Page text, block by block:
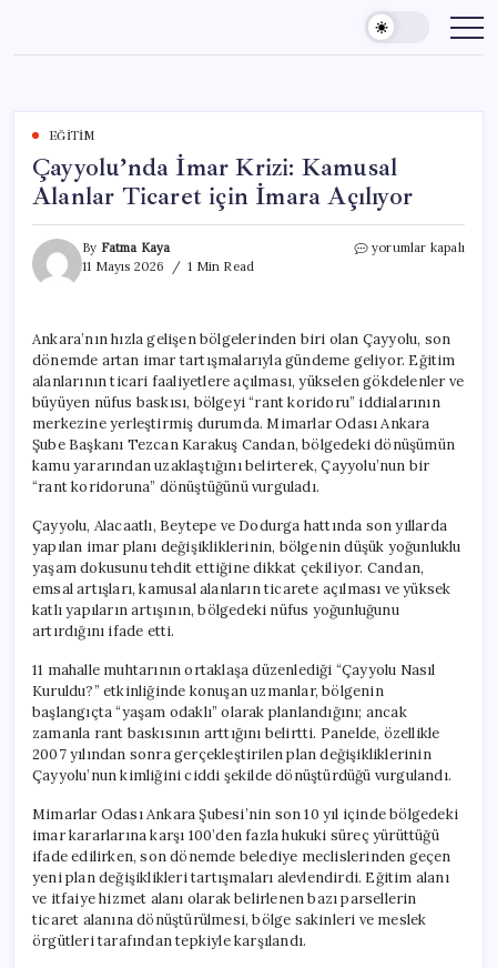
content
EĞITIM
Çayyolu’nda İmar Krizi: Kamusal
Alanlar Ticaret için İmara Açılıyor
By Fatma Kaya
11 Mayıs 2026
1 Min Read
Çayyolu’nda
Ticaret
için
İmara
Açılıyor
için
yorumlar kapalı
Ankara’nın hızla gelişen bölgelerinden biri olan Çayyolu, son
dönemde artan imar tartışmalarıyla gündeme geliyor. Eğitim
alanlarının ticari faaliyetlere açılması, yükselen gökdelenler ve
büyüyen nüfus baskısı, bölgeyi “rant koridoru” iddialarının
merkezine yerleştirmiş durumda. Mimarlar Odası Ankara
Şube Başkanı Tezcan Karakuş Candan, bölgedeki dönüşümün
kamu yararından uzaklaştığını belirterek, Çayyolu’nun bir
“rant koridoruna” dönüştüğünü vurguladı.
Çayyolu, Alacaatlı, Beytepe ve Dodurga hattında son yıllarda
yapılan imar planı değişikliklerinin, bölgenin düşük yoğunluklu
yaşam dokusunu tehdit ettiğine dikkat çekiliyor. Candan,
emsal artışları, kamusal alanların ticarete açılması ve yüksek
katlı yapıların artışının, bölgedeki nüfus yoğunluğunu
artırdığını ifade etti.
11 mahalle muhtarının ortaklaşa düzenlediği “Çayyolu Nasıl
Kuruldu?” etkinliğinde konuşan uzmanlar, bölgenin
başlangıçta “yaşam odaklı” olarak planlandığını; ancak
zamanla rant baskısının arttığını belirtti. Panelde, özellikle
2007 yılından sonra gerçekleştirilen plan değişikliklerinin
Çayyolu’nun kimliğini ciddi şekilde dönüştürdüğü vurgulandı.
Mimarlar Odası Ankara Şubesi’nin son 10 yıl içinde bölgedeki
imar kararlarına karşı 100’den fazla hukuki süreç yürüttüğü
ifade edilirken, son dönemde belediye meclislerinden geçen
yeni plan değişiklikleri tartışmaları alevlendirdi. Eğitim alanı
ve itfaiye hizmet alanı olarak belirlenen bazı parsellerin
ticaret alanına dönüştürülmesi, bölge sakinleri ve meslek
örgütleri tarafından tepkiyle karşılandı.